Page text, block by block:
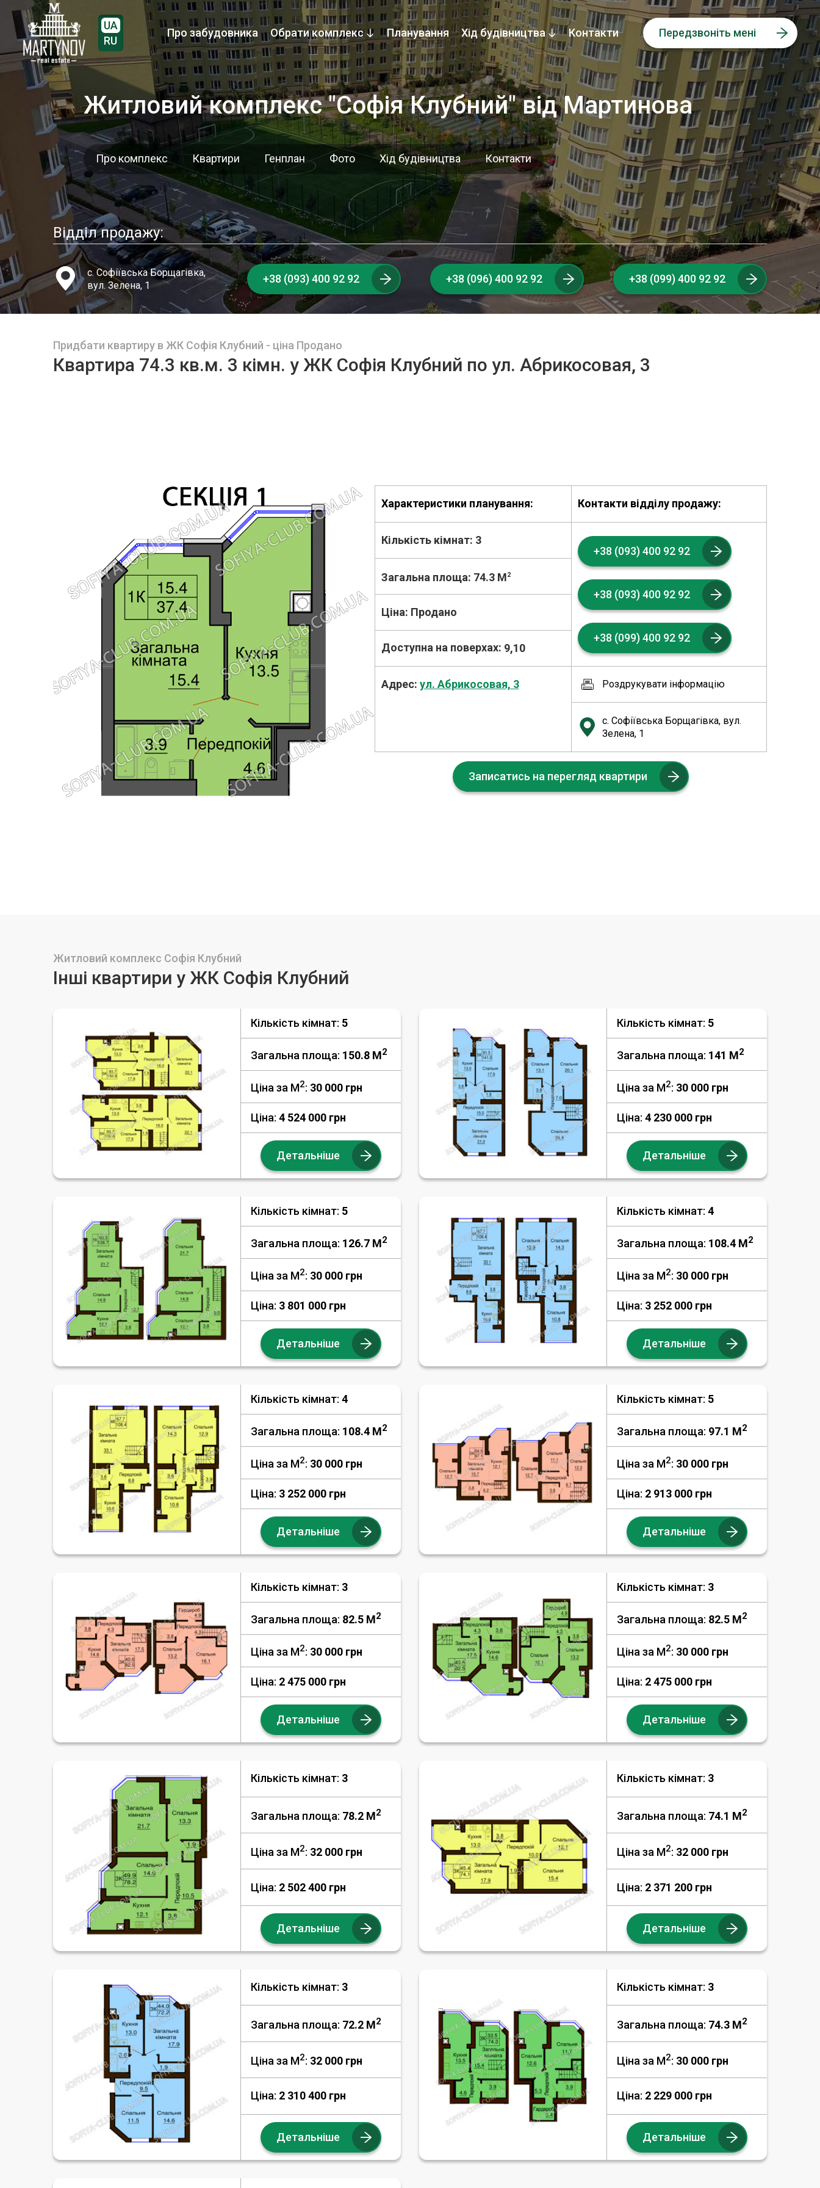
UA
RU
Про забудовника Обрати комплекс Планування Хід будівництва Контакти Передзвоніть мені
Житловий комплекс "Софія Клубний" від Мартинова
Про комплекс Квартири Генплан Фото Хід будівництва Контакти
Відділ продажу:
с. Софіївська Борщагівка,
вул. Зелена, 1
+38 (093) 400 92 92 +38 (096) 400 92 92 +38 (099) 400 92 92
Придбати квартиру в ЖК Софія Клубний - ціна Продано
Квартира 74.3 кв.м. 3 кімн. у ЖК Софія Клубний по ул. Абрикосовая, 3
Характеристики планування:
Кількість кімнат: 3
Загальна площа: 74.3 M2
Ціна: Продано
Доступна на поверхах: 9,10
Адрес: ул. Абрикосовая, 3
Контакти відділу продажу:
+38 (093) 400 92 92
+38 (093) 400 92 92
+38 (099) 400 92 92
Роздрукувати інформацію
с. Софіївська Борщагівка, вул.
Зелена, 1
Записатись на перегляд квартири
Житловий комплекс Софія Клубний
Інші квартири у ЖК Софія Клубний
Кількість кімнат: 5
Загальна площа: 150.8 M2
Ціна за М2: 30 000грн
Ціна: 4 524 000 грн
Детальніше
Кількість кімнат: 5
Загальна площа: 141 M2
Ціна за М2: 30 000грн
Ціна: 4 230 000 грн
Детальніше
Кількість кімнат: 5
Загальна площа: 126.7 M2
Ціна за М2: 30 000грн
Ціна: 3 801 000 грн
Детальніше
Кількість кімнат: 4
Загальна площа: 108.4 M2
Ціна за М2: 30 000грн
Ціна: 3 252 000 грн
Детальніше
Кількість кімнат: 4
Загальна площа: 108.4 M2
Ціна за М2: 30 000грн
Ціна: 3 252 000 грн
Детальніше
Кількість кімнат: 5
Загальна площа: 97.1 M2
Ціна за М2: 30 000грн
Ціна: 2 913 000 грн
Детальніше
Кількість кімнат: 3
Загальна площа: 82.5 M2
Ціна за М2: 30 000грн
Ціна: 2 475 000 грн
Детальніше
Кількість кімнат: 3
Загальна площа: 82.5 M2
Ціна за М2: 30 000грн
Ціна: 2 475 000 грн
Детальніше
Кількість кімнат: 3
Загальна площа: 78.2 M2
Ціна за М2: 32 000грн
Ціна: 2 502 400 грн
Детальніше
Кількість кімнат: 3
Загальна площа: 74.1 M2
Ціна за М2: 32 000грн
Ціна: 2 371 200 грн
Детальніше
Кількість кімнат: 3
Загальна площа: 72.2 M2
Ціна за М2: 32 000грн
Ціна: 2 310 400 грн
Детальніше
Кількість кімнат: 3
Загальна площа: 74.3 M2
Ціна за М2: 30 000грн
Ціна: 2 229 000 грн
Детальніше